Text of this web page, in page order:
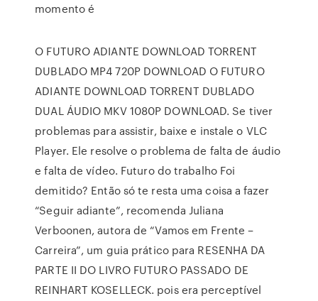
momento é
O FUTURO ADIANTE DOWNLOAD TORRENT
DUBLADO MP4 720P DOWNLOAD O FUTURO
ADIANTE DOWNLOAD TORRENT DUBLADO
DUAL ÁUDIO MKV 1080P DOWNLOAD. Se tiver
problemas para assistir, baixe e instale o VLC
Player. Ele resolve o problema de falta de áudio
e falta de vídeo. Futuro do trabalho Foi
demitido? Então só te resta uma coisa a fazer
“Seguir adiante”, recomenda Juliana
Verboonen, autora de “Vamos em Frente –
Carreira”, um guia prático para RESENHA DA
PARTE II DO LIVRO FUTURO PASSADO DE
REINHART KOSELLECK. pois era perceptível